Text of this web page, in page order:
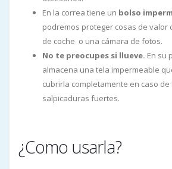
En la correa tiene un bolso
podremos proteger cosas de valor
de coche o una cámara de fotos.
No te preocupes si llueve. En su
almacena una tela impermeable
cubrirla completamente en caso
salpicaduras fuertes.
¿Como usarla?